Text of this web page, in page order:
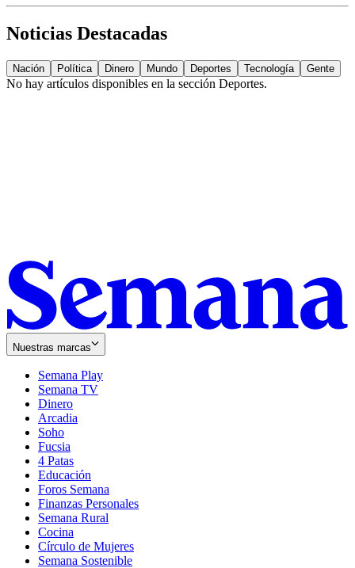
Noticias Destacadas
Nación Política Dinero Mundo Deportes Tecnología Gente
No hay artículos disponibles en la sección Deportes.
Nuestras marcas
Semana Play
Semana TV
Dinero
Arcadia
Soho
in
new
window
Fucsia
in
new
window
4 Patas
Educación
Foros Semana
Finanzas Personales
Semana Rural
Cocina
Círculo de Mujeres
Semana Sostenible